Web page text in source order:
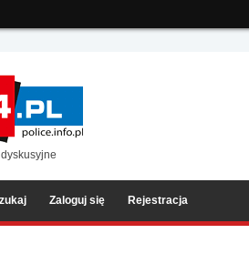
Zaloguj się Rejestracja